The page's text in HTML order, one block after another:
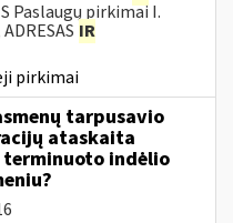
Paslaugų pirkimai I.
IR
pirkimai
tarpusavio
ataskaita
indėlio